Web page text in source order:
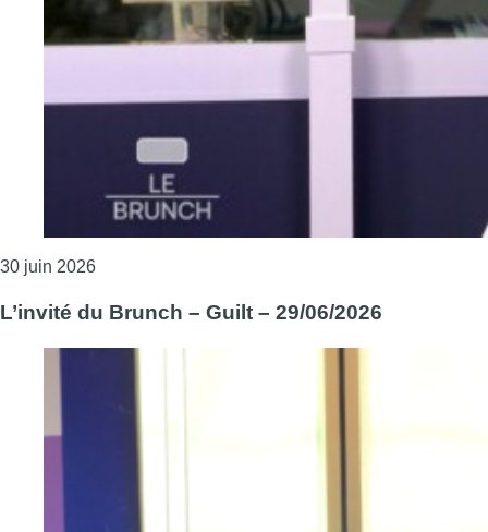
30 juin 2026Consulter l'article "L’invité du Brunch –
L’invité du Brunch – Guilt – 29/06/2026